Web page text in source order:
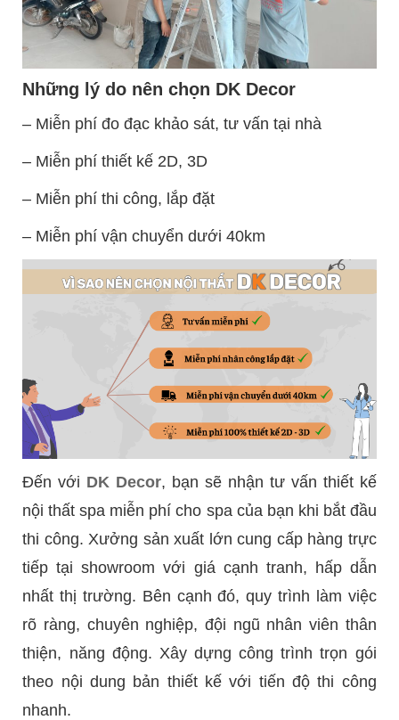
Những lý do nên chọn DK Decor
– Miễn phí đo đạc khảo sát, tư vấn tại nhà
– Miễn phí thiết kế 2D, 3D
– Miễn phí thi công, lắp đặt
– Miễn phí vận chuyển dưới 40km
Đến với DK Decor, bạn sẽ nhận tư vấn thiết kế
nội thất spa miễn phí cho spa của bạn khi bắt đầu
thi công. Xưởng sản xuất lớn cung cấp hàng trực
tiếp tại showroom với giá cạnh tranh, hấp dẫn
nhất thị trường. Bên cạnh đó, quy trình làm việc
rõ ràng, chuyên nghiệp, đội ngũ nhân viên thân
thiện, năng động. Xây dựng công trình trọn gói
theo nội dung bản thiết kế với tiến độ thi công
nhanh.